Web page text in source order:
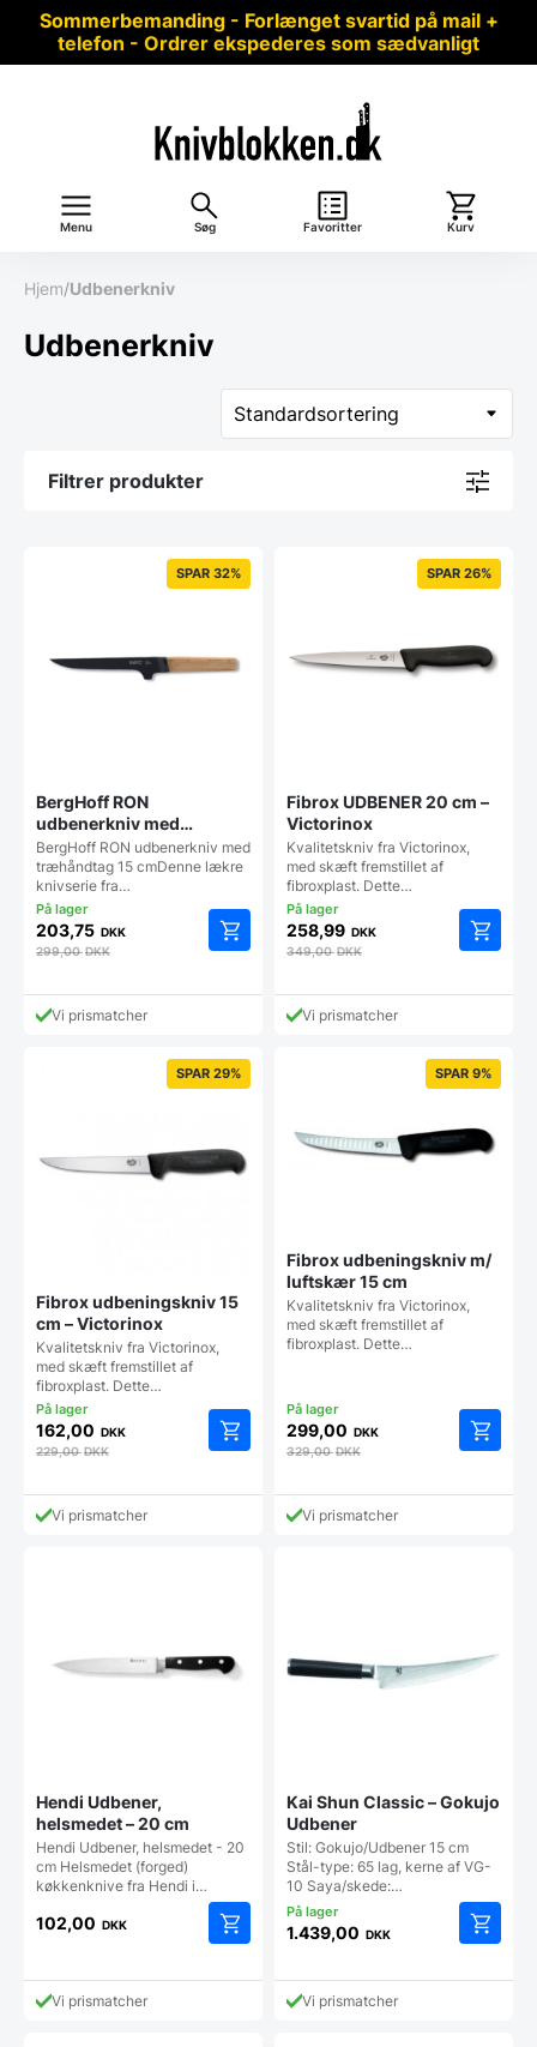
Sommerbemanding - Forlænget svartid på mail +
telefon - Ordrer ekspederes som sædvanligt
Menu Søg Favoritter Kurv
Hjem/Udbenerkniv
Udbenerkniv
Filtrer produkter
SPAR 32%
BergHoff RON
udbenerkniv med
træhåndtag 15 cm
BergHoff RON udbenerkniv med
træhåndtag 15 cmDenne lækre
knivserie fra…
203,75 DKK
299,00DKK
Vi prismatcher
SPAR 26%
Fibrox UDBENER 20 cm –
Victorinox
Kvalitetskniv fra Victorinox,
med skæft fremstillet af
fibroxplast. Dette…
258,99 DKK
349,00DKK
Vi prismatcher
SPAR 29%
Fibrox udbeningskniv 15
cm – Victorinox
Kvalitetskniv fra Victorinox,
med skæft fremstillet af
fibroxplast. Dette…
162,00 DKK
229,00DKK
Vi prismatcher
SPAR 9%
Fibrox udbeningskniv m/
luftskær 15 cm
Kvalitetskniv fra Victorinox,
med skæft fremstillet af
fibroxplast. Dette…
299,00 DKK
329,00DKK
Vi prismatcher
Hendi Udbener,
helsmedet – 20 cm
Hendi Udbener, helsmedet - 20
cm Helsmedet (forged)
køkkenknive fra Hendi i…
102,00 DKK
Vi prismatcher
Kai Shun Classic – Gokujo
Udbener
Stil: Gokujo/Udbener 15 cm
Stål-type: 65 lag, kerne af VG-
10 Saya/skede:…
1.439,00 DKK
Vi prismatcher